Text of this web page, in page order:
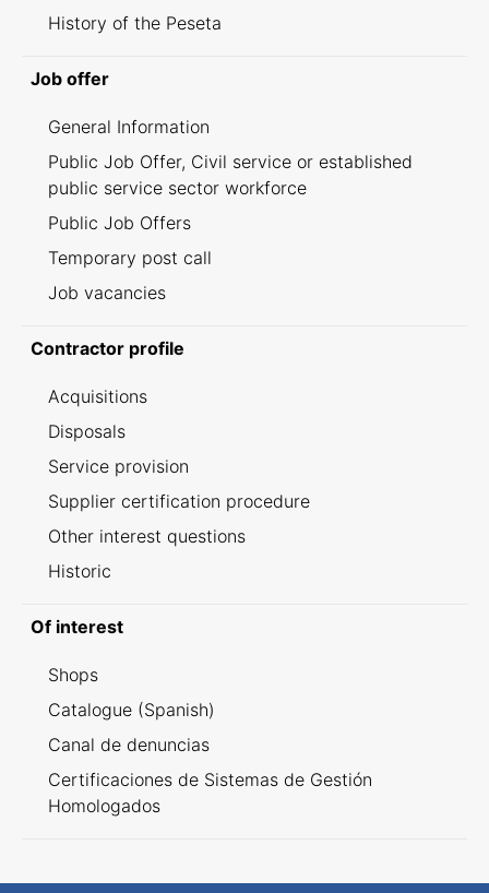
History of the Peseta
Job offer
General Information
Public Job Offer, Civil service or established
public service sector workforce
Public Job Offers
Temporary post call
Job vacancies
Contractor profile
Acquisitions
Disposals
Service provision
Supplier certification procedure
Other interest questions
Historic
Of interest
Shops
Catalogue (Spanish)
Canal de denuncias
Certificaciones de Sistemas de Gestión
Homologados